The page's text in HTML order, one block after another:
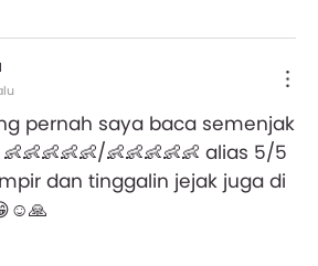
pernah saya baca semenjak
👶👶👶👶👶 alias 5/5
dan tinggalin jejak juga di